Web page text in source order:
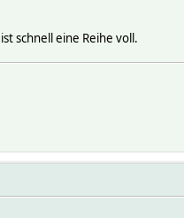
schnell eine Reihe voll.